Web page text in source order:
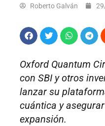
Roberto Galván
Oxford Quantum
con SBI y otros
lanzar su
cuántica y
expansión.